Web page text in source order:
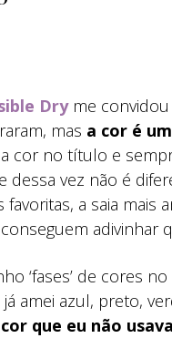
Dryme convidou
mas a cor é
cor no título e
vez não é
a saia mais
adivinhar
‘fases’ de cores
amei azul, preto,
que eu não